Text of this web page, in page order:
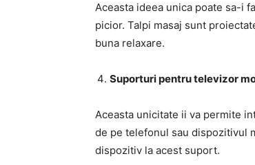
Aceasta ideea unica poate sa-i
picior. Talpi masaj sunt
buna relaxare.
Suporturi pentru televizor
Aceasta unicitate ii va permite
de pe telefonul sau dispozitivul
dispozitiv la acest suport.